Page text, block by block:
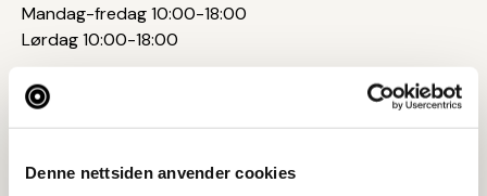
Denne nettsiden anvender cookies
Mandag-fredag 10:00-18:00
Lørdag 10:00-18:00